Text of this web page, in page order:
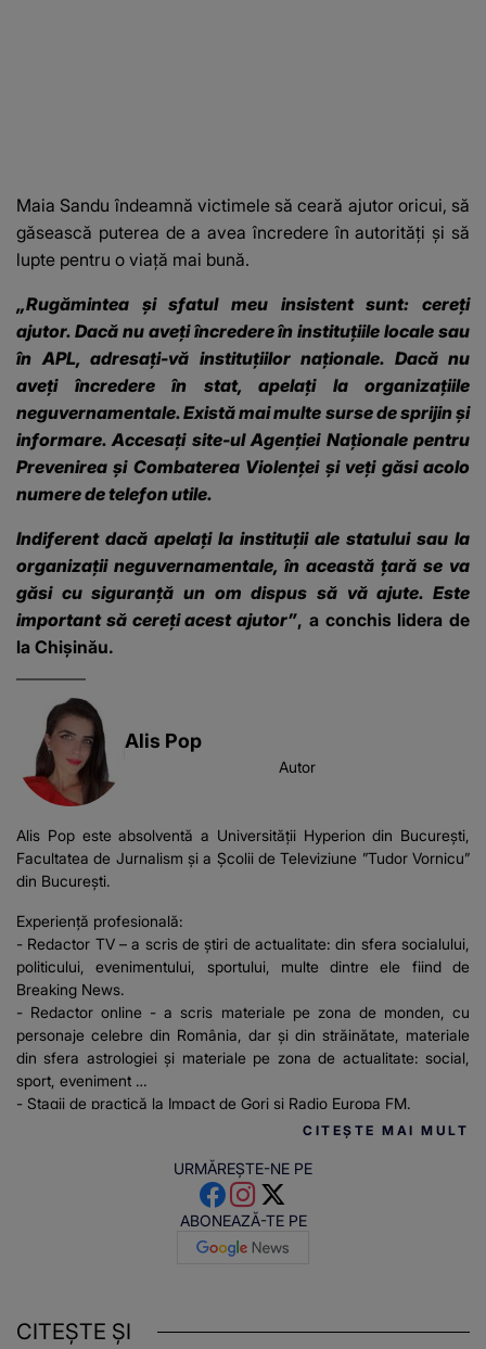
Maia Sandu îndeamnă victimele să ceară ajutor oricui, să
găsească puterea de a avea încredere în autorități și să
lupte pentru o viață mai bună.
„Rugămintea și sfatul meu insistent sunt: cereți
ajutor. Dacă nu aveți încredere în instituțiile locale sau
în APL, adresați-vă instituțiilor naționale. Dacă nu
aveți încredere în stat, apelați la organizațiile
neguvernamentale. Există mai multe surse de sprijin și
informare. Accesați site-ul Agenției Naționale pentru
Prevenirea și Combaterea Violenței și veți găsi acolo
numere de telefon utile.
Indiferent dacă apelați la instituții ale statului sau la
organizații neguvernamentale, în această țară se va
găsi cu siguranță un om dispus să vă ajute. Este
important să cereți acest ajutor”, a conchis lidera de
la Chișinău.
Alis Pop
Autor
Alis Pop este absolventă a Universității Hyperion din București,
Facultatea de Jurnalism și a Școlii de Televiziune ”Tudor Vornicu”
din București.
Experiență profesională:
- Redactor TV – a scris de știri de actualitate: din sfera socialului,
politicului, evenimentului, sportului, multe dintre ele fiind de
Breaking News.
- Redactor online - a scris materiale pe zona de monden, cu
personaje celebre din România, dar și din străinătate, materiale
din sfera astrologiei și materiale pe zona de actualitate: social,
sport, eveniment
- Stagii de practică la Impact de Gorj și Radio Europa FM.
CITEȘTE MAI MULT
URMĂREȘTE-NE PE
ABONEAZĂ-TE PE
CITEȘTE ȘI